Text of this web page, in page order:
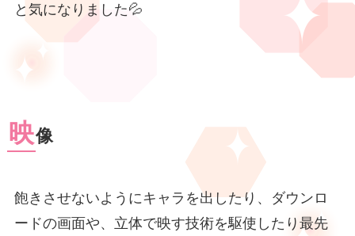
と気になりました💦
映像
飽きさせないようにキャラを出したり、ダウンロ
ードの画面や、立体で映す技術を駆使したり最先